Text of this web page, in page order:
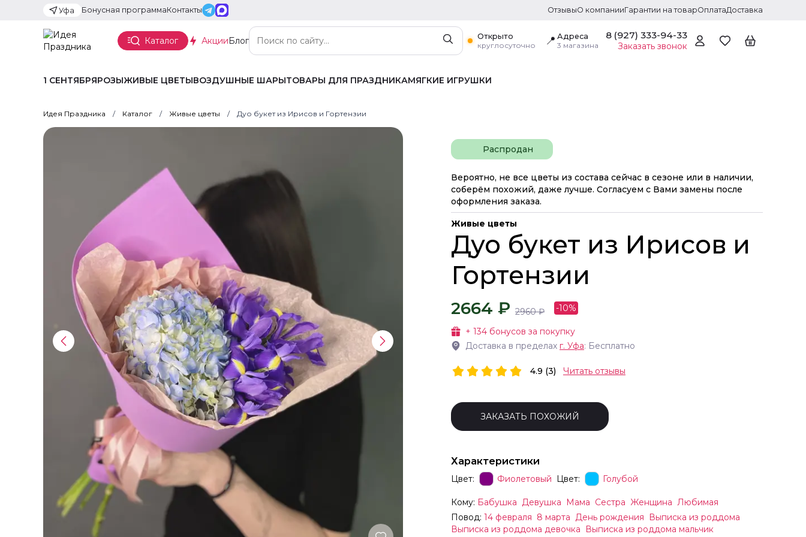
Уфа Бонусная программаКонтакты ОтзывыО компанииГарантии на товарОплатаДоставка
Каталог АкцииБлог
Открыто
круглосуточно
📍 Адреса
3 магазина
8 (927) 333-94-33
Заказать звонок
1 СЕНТЯБРЯРОЗЫЖИВЫЕ ЦВЕТЫВОЗДУШНЫЕ ШАРЫТОВАРЫ ДЛЯ ПРАЗДНИКАМЯГКИЕ ИГРУШКИ
Идея Праздника Каталог Живые цветы Дуо букет из Ирисов и Гортензии
Распродан
Вероятно, не все цветы из состава сейчас в сезоне или в наличии,
соберём похожий, даже лучше. Согласуем с Вами замены после
оформления заказа.
Живые цветы
Дуо букет из Ирисов и
Гортензии
2664 ₽ 2960₽ -10%
+ 134 бонусов за покупку
Доставка в пределах г. Уфа: Бесплатно
4.9 (3) Читать отзывы
ЗАКАЗАТЬ ПОХОЖИЙ
Характеристики
Цвет: Фиолетовый Цвет: Голубой
Кому: Бабушка Девушка Мама Сестра Женщина Любимая
Повод: 14 февраля 8 марта День рождения
Выписка из роддома
Выписка из роддома девочка
Выписка из роддома мальчик